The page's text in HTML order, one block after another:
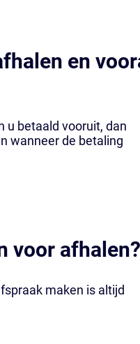
en
u betaald vooruit, dan
wanneer de betaling
voor afhalen?
maken is altijd